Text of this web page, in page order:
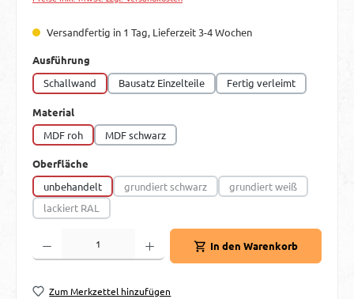
Versandfertig in 1 Tag, Lieferzeit 3-4 Wochen
Ausführung
Schallwand
Bausatz Einzelteile Fertig verleimt
Material
MDF roh
MDF schwarz
Oberfläche
unbehandelt
grundiert schwarz
(Diese Option ist zurzeit nicht verfügbar.)
grundiert weiß
(Diese Option ist
lackiert RAL
(Diese Option ist zurzeit nicht verfügbar.)
Produkt Anzahl: Gib den gewünschten Wert ein oder benutze die Schaltflächen
In den Warenkorb
Zum Merkzettel hinzufügen